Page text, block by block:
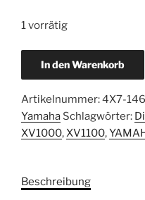
1 vorrätig
Dichtung
Auspuffrohr
4X7-
14613-
In den Warenkorb
Artikelnummer:4X7-
Yamaha Schlagwörter:
XV1000, XV1100,
Beschreibung